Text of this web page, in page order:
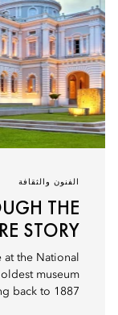
الفنون والثقافة
THE
STORY
the National
museum
back to 1887.